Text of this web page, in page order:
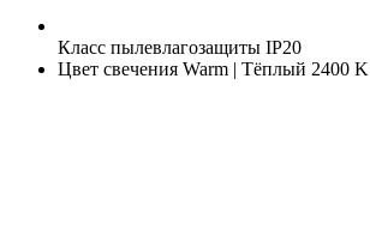
Класс пылевлагозащиты IP20
Цвет свечения Warm | Тёплый 2400 K